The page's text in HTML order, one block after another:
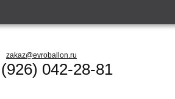
zakaz@evroballon.ru
042-28-81